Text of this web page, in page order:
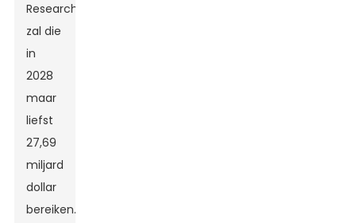
Research
zal die
in
2028
maar
liefst
27,69
miljard
dollar
bereiken.